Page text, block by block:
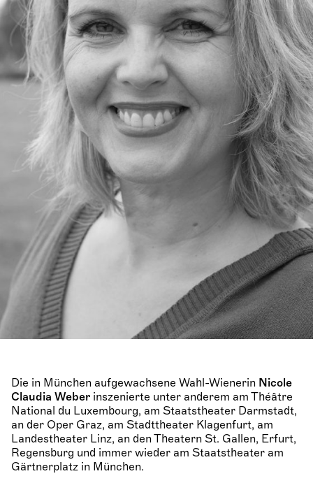
Die in München aufgewachsene Wahl-Wienerin Nicole
Claudia Weber inszenierte unter anderem am Théâtre
National du Luxembourg, am Staatstheater Darmstadt,
an der Oper Graz, am Stadttheater Klagenfurt, am
Landestheater Linz, an den Theatern St. Gallen, Erfurt,
Regensburg und immer wieder am Staatstheater am
Gärtnerplatz in München.